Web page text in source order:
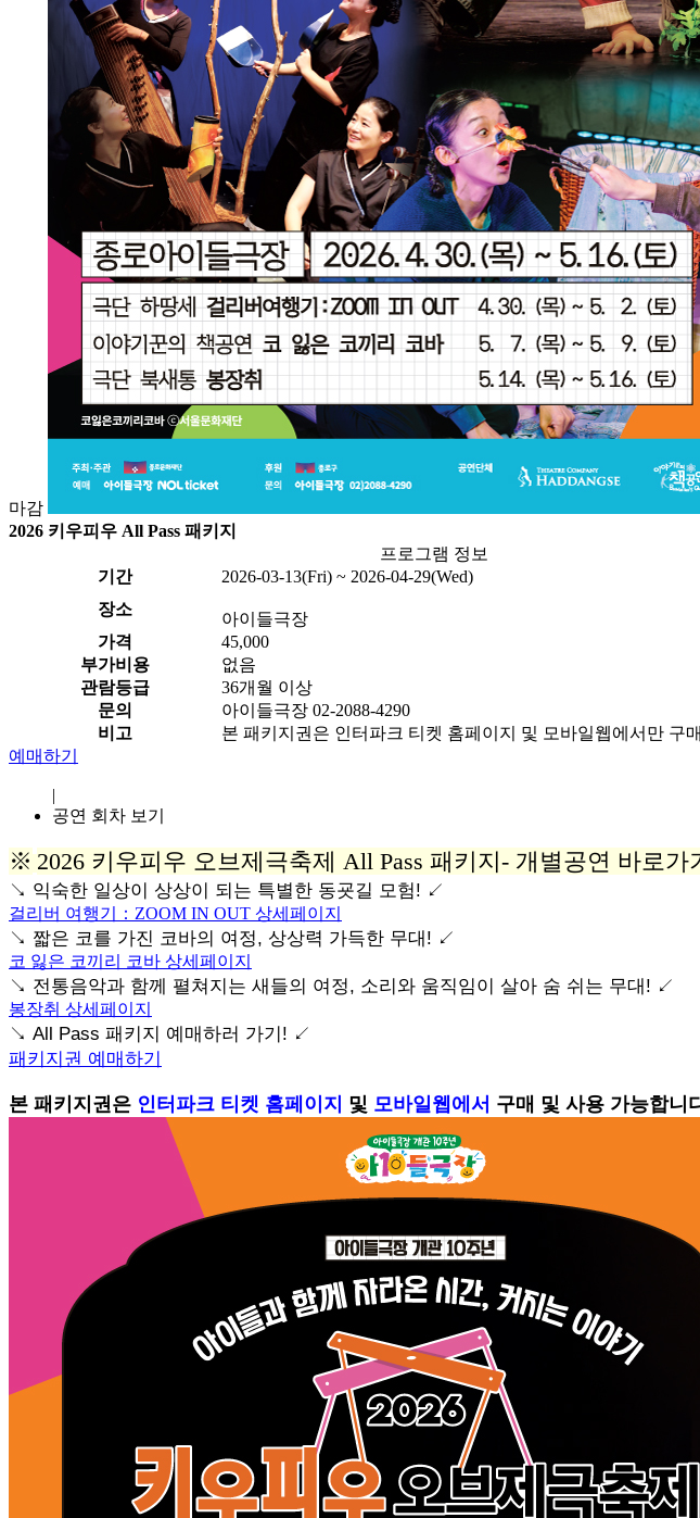
마감
2026 키우피우 All Pass 패키지
프로그램 정보
기간
2026-03-13(Fri) ~ 2026-04-29(Wed)
장소
아이들극장
가격
45,000
부가비용
없음
관람등급
36개월 이상
문의
아이들극장 02-2088-4290
비고
본 패키지권은 인터파크 티켓 홈페이지 및 모바일웹에서만 구
예매하기
|
공연 회차 보기
※ 2026 키우피우 오브제극축제 All Pass 패키지- 개별공연 바로가
↘ 익숙한 일상이 상상이 되는 특별한 동굣길 모험! ↙
걸리버 여행기：ZOOM IN OUT 상세페이지
↘ 짧은 코를 가진 코바의 여정, 상상력 가득한 무대! ↙
코 잃은 코끼리 코바 상세페이지
↘ 전통음악과 함께 펼쳐지는 새들의 여정, 소리와 움직임이 살아 숨 쉬는 무대! ↙
봉장취 상세페이지
↘ All Pass 패키지 예매하러 가기! ↙
패키지권 예매하기
본 패키지권은 인터파크 티켓 홈페이지 및 모바일웹에서 구매 및 사용 가능합니